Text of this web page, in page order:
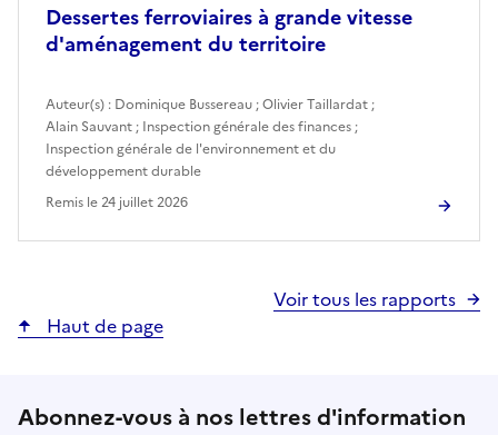
Dessertes ferroviaires à grande vitesse
d'aménagement du territoire
Auteur(s) : Dominique Bussereau ;Olivier Taillardat ;
Alain Sauvant ; Inspection générale des finances ;
Inspection générale de l'environnement et du
développement durable
Remis le24 juillet 2026
Voir tous les rapports
Haut de page
Abonnez-vous à nos lettres d'information